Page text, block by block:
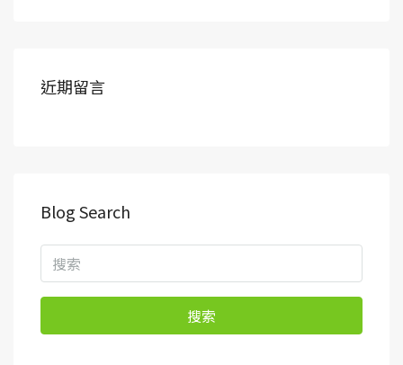
近期留言
Blog Search
搜索